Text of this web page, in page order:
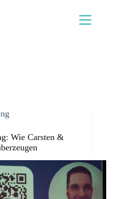
Wie Carsten &